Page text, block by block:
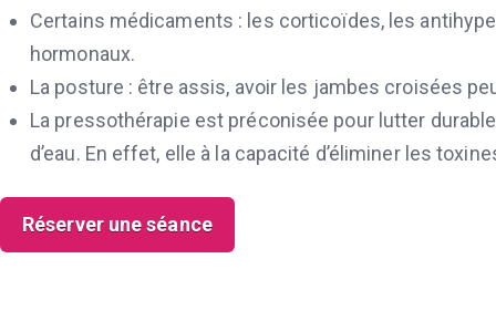
Certains médicaments : les corticoïdes, les
hormonaux.
La posture : être assis, avoir les jambes croisées
La pressothérapie est préconisée pour lutter
d’eau. En effet, elle à la capacité d’éliminer les
Réserver une séance